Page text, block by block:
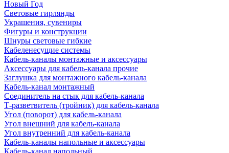
Новый Год
Световые гирлянды
Украшения, сувениры
Фигуры и конструкции
Шнуры световые гибкие
Кабеленесущие системы
Кабель-каналы монтажные и аксессуары
Аксессуары для кабель-канала прочие
Заглушка для монтажного кабель-канала
Кабель-канал монтажный
Соединитель на стык для кабель-канала
Т-разветвитель (тройник) для кабель-канала
Угол (поворот) для кабель-канала
Угол внешний для кабель-канала
Угол внутренний для кабель-канала
Кабель-каналы напольные и аксессуары
Кабель-канал напольный